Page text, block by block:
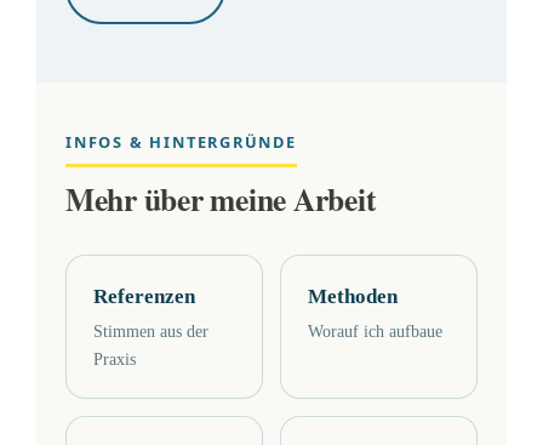
INFOS & HINTERGRÜNDE
Mehr über meine Arbeit
Referenzen
Stimmen aus der
Praxis
Methoden
Worauf ich aufbaue